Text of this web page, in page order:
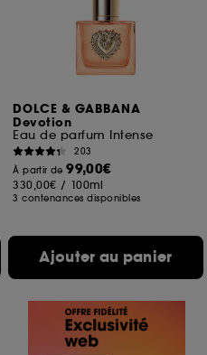
DOLCE & GABBANA
Devotion
Eau de parfum Intense
203
À partir de99,00€
330,00€ / 100ml
3 contenances disponibles
Ajouter au panier